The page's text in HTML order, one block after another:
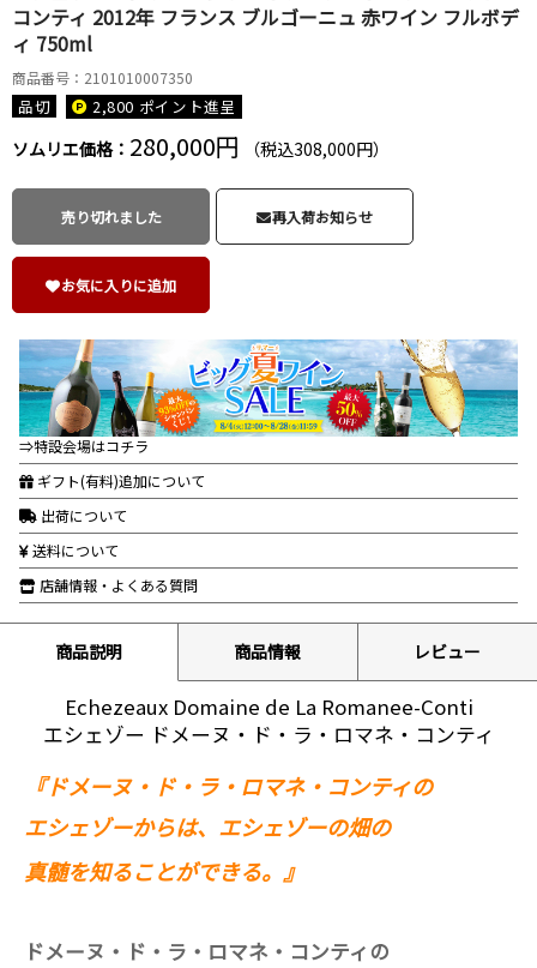
コンティ 2012年 フランス ブルゴーニュ 赤ワイン フルボデ
ィ 750ml
商品番号：2101010007350
品切 2,800 ポイント進呈
ソムリエ価格： 280,000円 （税込308,000円）
売り切れました 再入荷お知らせ
お気に入りに追加
⇒特設会場はコチラ
ギフト(有料)追加について
出荷について
送料について
店舗情報・よくある質問
商品説明 商品情報 レビュー
Echezeaux Domaine de La Romanee-Conti
エシェゾー ドメーヌ・ド・ラ・ロマネ・コンティ
『ドメーヌ・ド・ラ・ロマネ・コンティの
エシェゾーからは、エシェゾーの畑の
真髄を知ることができる。』
ドメーヌ・ド・ラ・ロマネ・コンティの